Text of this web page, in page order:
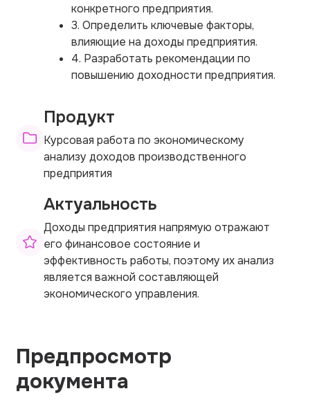
конкретного предприятия.
3. Определить ключевые факторы,
влияющие на доходы предприятия.
4. Разработать рекомендации по
повышению доходности предприятия.
Продукт
Курсовая работа по экономическому
анализу доходов производственного
предприятия
Актуальность
Доходы предприятия напрямую отражают
его финансовое состояние и
эффективность работы, поэтому их анализ
является важной составляющей
экономического управления.
Предпросмотр
документа